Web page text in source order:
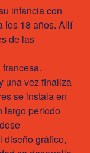
infancia con
los 18 años. Allí
de las
una vez finaliza
se instala en
largo periodo
diseño gráfico,